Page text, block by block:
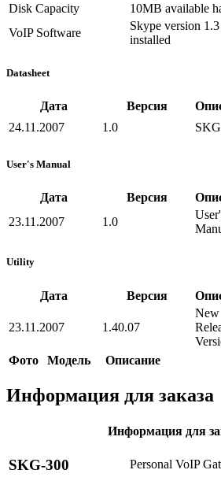
Disk Capacity
10MB available
VoIP Software
Skype version
installed
Datasheet
Дата Версия
24.11.2007
1.0
User's Manual
Дата Версия
23.11.2007
1.0
Utility
Дата Версия
23.11.2007 1.40.07
New
Фото
Модель Описание
Информация для заказа
Информация для
SKG-300 Personal VoIP